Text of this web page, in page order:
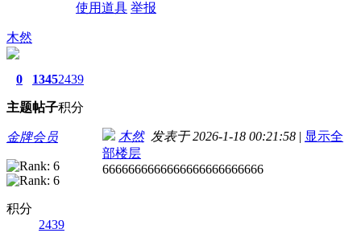
使用道具 举报
木然
0
主题
1345
帖子
2439
积分
金牌会员
积分
2439
木然发表于 2026-1-18 00:21:58 | 显示全
部楼层
6666666666666666666666666